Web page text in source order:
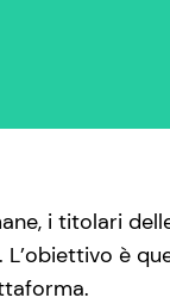
i titolari
è